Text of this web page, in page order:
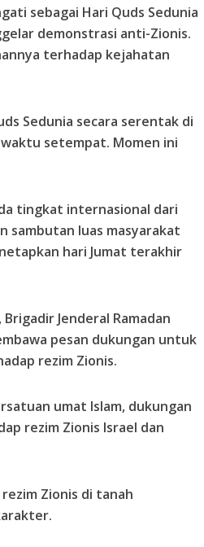
sebagai Hari Quds Sedunia
demonstrasi anti-Zionis.
terhadap kejahatan
Sedunia secara serentak di
setempat. Momen ini
tingkat internasional dari
sambutan luas masyarakat
hari Jumat terakhir
Jenderal Ramadan
pesan dukungan untuk
rezim Zionis.
umat Islam, dukungan
rezim Zionis Israel dan
Zionis di tanah